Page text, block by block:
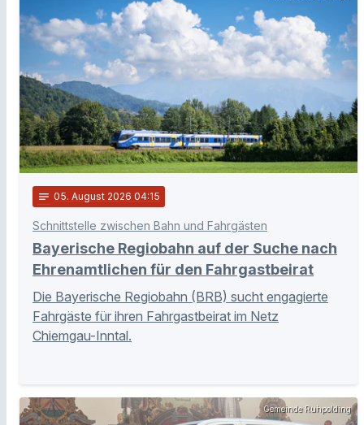
notes 05. August 2026 04:15
Schnittstelle zwischen Bahn und Fahrgästen
Bayerische Regiobahn auf der Suche nach
Ehrenamtlichen für den Fahrgastbeirat
Die Bayerische Regiobahn (BRB) sucht engagierte
Fahrgäste für ihren Fahrgastbeirat im Netz
Chiemgau-Inntal.
Gemeinde Ruhpolding